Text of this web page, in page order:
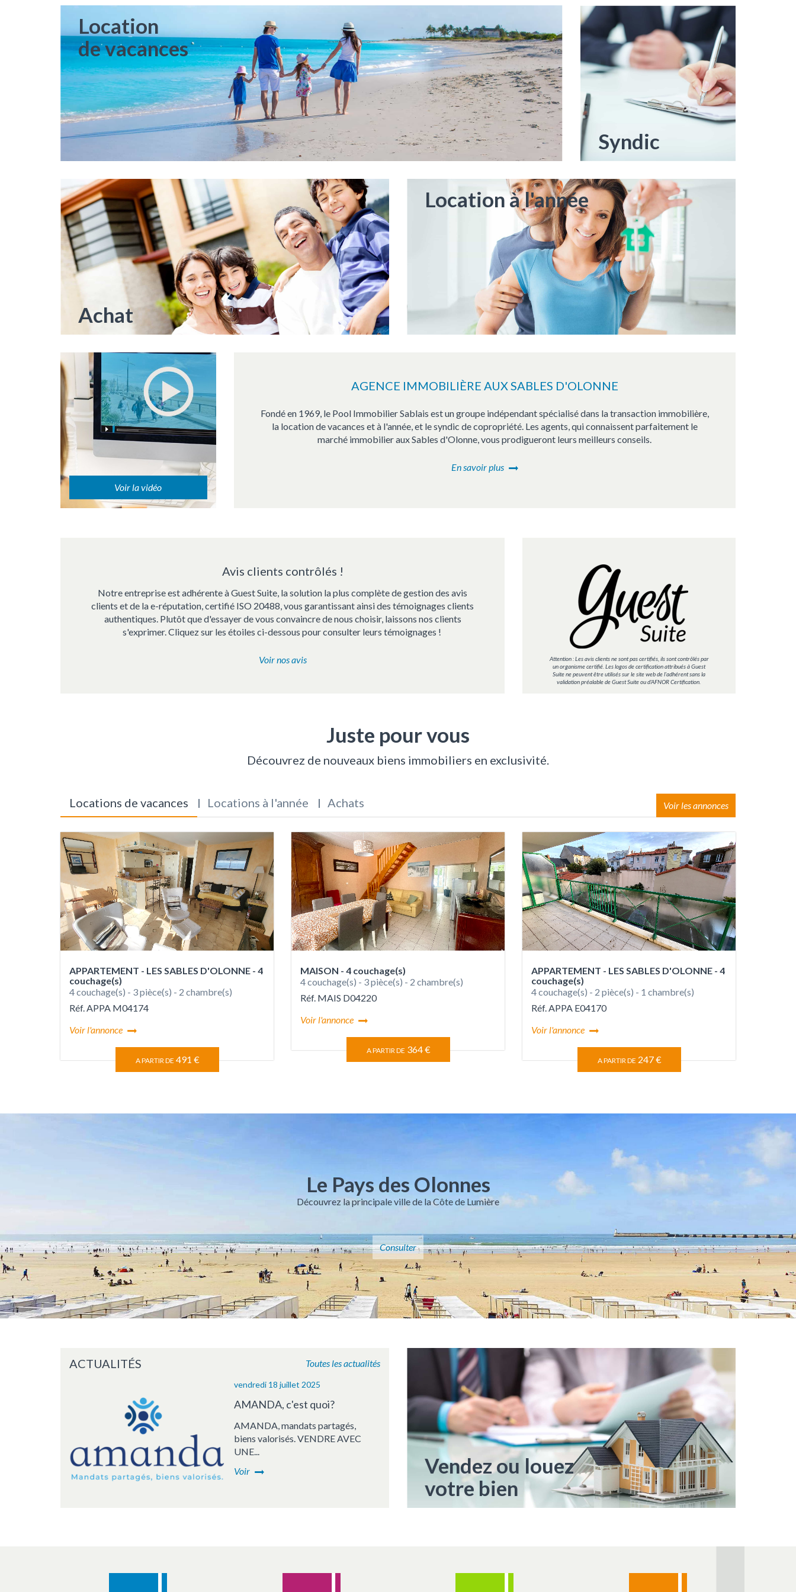
AGENCE IMMOBILIÈRE AUX SABLES D'OLONNE
Fondé en 1969, le Pool Immobilier Sablais est un groupe indépendant spécialisé dans la transaction immobilière,
la location de vacances et à l'année, et le syndic de copropriété. Les agents, qui connaissent parfaitement le
marché immobilier aux Sables d'Olonne, vous prodigueront leurs meilleurs conseils.
En savoir plus
Voir la vidéo
Avis clients contrôlés !
Notre entreprise est adhérente à Guest Suite, la solution la plus complète de gestion des avis
clients et de la e-réputation, certifié ISO 20488, vous garantissant ainsi des témoignages clients
authentiques. Plutôt que d'essayer de vous convaincre de nous choisir, laissons nos clients
s'exprimer. Cliquez sur les étoiles ci-dessous pour consulter leurs témoignages !
Voir nos avis
Attention : Les avis clients ne sont pas certifiés, ils sont contrôlés par
un organisme certifié. Les logos de certification attribués à Guest
Suite ne peuvent être utilisés sur le site web de l'adhérent sans la
validation préalable de Guest Suite ou d'AFNOR Certification.
Location
de vacances
Syndic
Achat
Location à l'année
Juste pour vous
Découvrez de nouveaux biens immobiliers en exclusivité.
Locations de vacances Locations à l'année Achats Voir les annonces
APPARTEMENT - LES SABLES D'OLONNE - 4
couchage(s)
4 couchage(s) - 3 pièce(s) - 2 chambre(s)
Réf. APPA M04174
Voir l'annonce
A PARTIR DE 491 €
MAISON - 4 couchage(s)
4 couchage(s) - 3 pièce(s) - 2 chambre(s)
Réf. MAIS D04220
Voir l'annonce
A PARTIR DE 364 €
APPARTEMENT - LES SABLES D'OLONNE - 4
couchage(s)
4 couchage(s) - 2 pièce(s) - 1 chambre(s)
Réf. APPA E04170
Voir l'annonce
A PARTIR DE 247 €
Le Pays des Olonnes
Découvrez la principale ville de la Côte de Lumière
Consulter
ACTUALITÉS Toutes les actualités
vendredi 18 juillet 2025
AMANDA, c'est quoi?
AMANDA, mandats partagés,
biens valorisés. VENDRE AVEC
UNE...
Voir
Vendez ou louez
votre bien